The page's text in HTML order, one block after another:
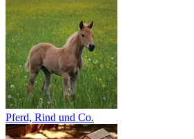
Pferd, Rind und Co.